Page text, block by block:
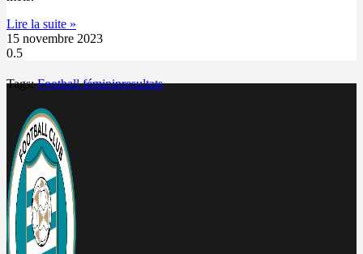
Lire la suite »
15 novembre 2023
Tags: Football fémininresultats